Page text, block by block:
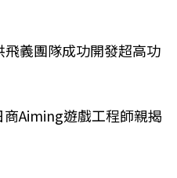
義團隊成功開發超高功
Aiming遊戲工程師親揭